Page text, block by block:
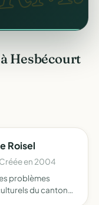
Hesbécourt
Roisel
en 2004
problèmes
du canton